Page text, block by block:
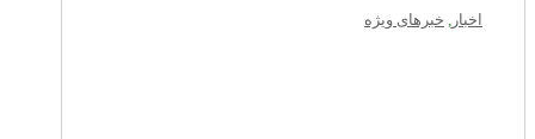
اخبار , خبرهای ویژه